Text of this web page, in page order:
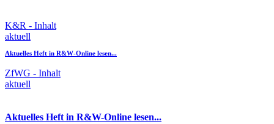
K&R - Inhalt
aktuell
Aktuelles Heft in R&W-Online lesen...
ZfWG - Inhalt
aktuell
Aktuelles Heft in R&W-Online lesen...